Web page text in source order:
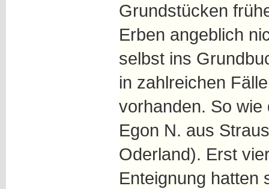
Grundstücken
Erben angeblich
selbst ins
in zahlreichen
vorhanden. So
Egon N. aus
Oderland). Erst
Enteignung hatten